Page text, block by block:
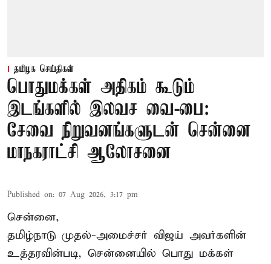
தமிழக செய்திகள்
பொதுமக்கள் அதிகம் கூடும்
இடங்களில் இலவச வை-பை:
சேவை நிறுவனங்களுடன் சென்னை
மாநகராட்சி ஆலோசனை
Published on: 07 Aug 2026, 3:17 pm
சென்னை,
தமிழ்நாடு முதல்-அமைச்சர் விஜய் அவர்களின்
உத்தரவின்படி, சென்னையில் பொது மக்கள்